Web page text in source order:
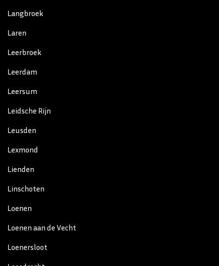
Langbroek
Laren
Leerbroek
Leerdam
Leersum
Leidsche Rijn
Leusden
Lexmond
Lienden
Linschoten
Loenen
Loenen aan de Vecht
Loenersloot